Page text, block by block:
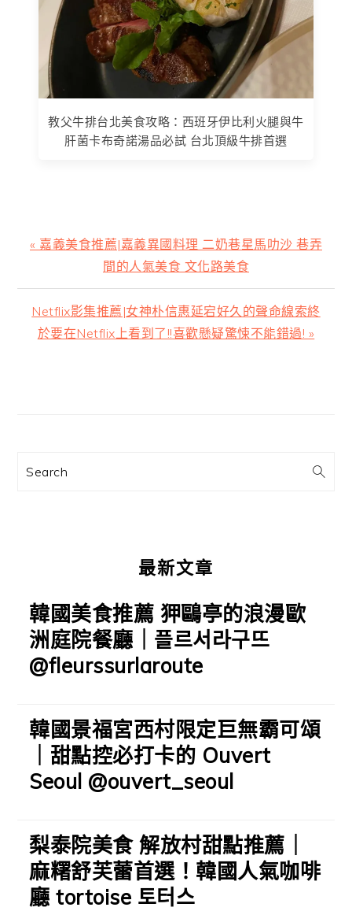
教父牛排台北美食攻略：西班牙伊比利火腿與牛
肝菌卡布奇諾湯品必試 台北頂級牛排首選
上
篇
文
章:
« 嘉義美食推薦|嘉義異國料理 二奶巷星馬叻沙 巷弄
間的人氣美食 文化路美食
下
一
Netflix影集推薦|女神朴信惠延宕好久的聲命線索終
於要在Netflix上看到了!!喜歡懸疑驚悚不能錯過! »
訊
Search
最新文章
韓國美食推薦 狎鷗亭的浪漫歐
洲庭院餐廳｜플르서라구뜨
@fleurssurlaroute
韓國景福宮西村限定巨無霸可頌
｜甜點控必打卡的 Ouvert
Seoul @ouvert_seoul
梨泰院美食 解放村甜點推薦｜
麻糬舒芙蕾首選！韓國人氣咖啡
廳 tortoise 토터스